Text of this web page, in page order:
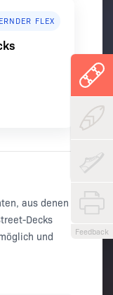
Feedback
FLEX
aus denen
Decks
und